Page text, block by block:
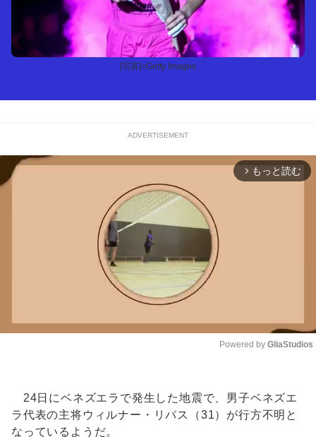
[写真]=Getty Images
ADVERTISEMENT
arrow_forward_ios もっと読む
Powered by GliaStudios
24日にベネズエラで発生した地震で、男子ベネズエ
ラ代表の主将ウィルナー・リバス（31）が行方不明と
なっているようだ。